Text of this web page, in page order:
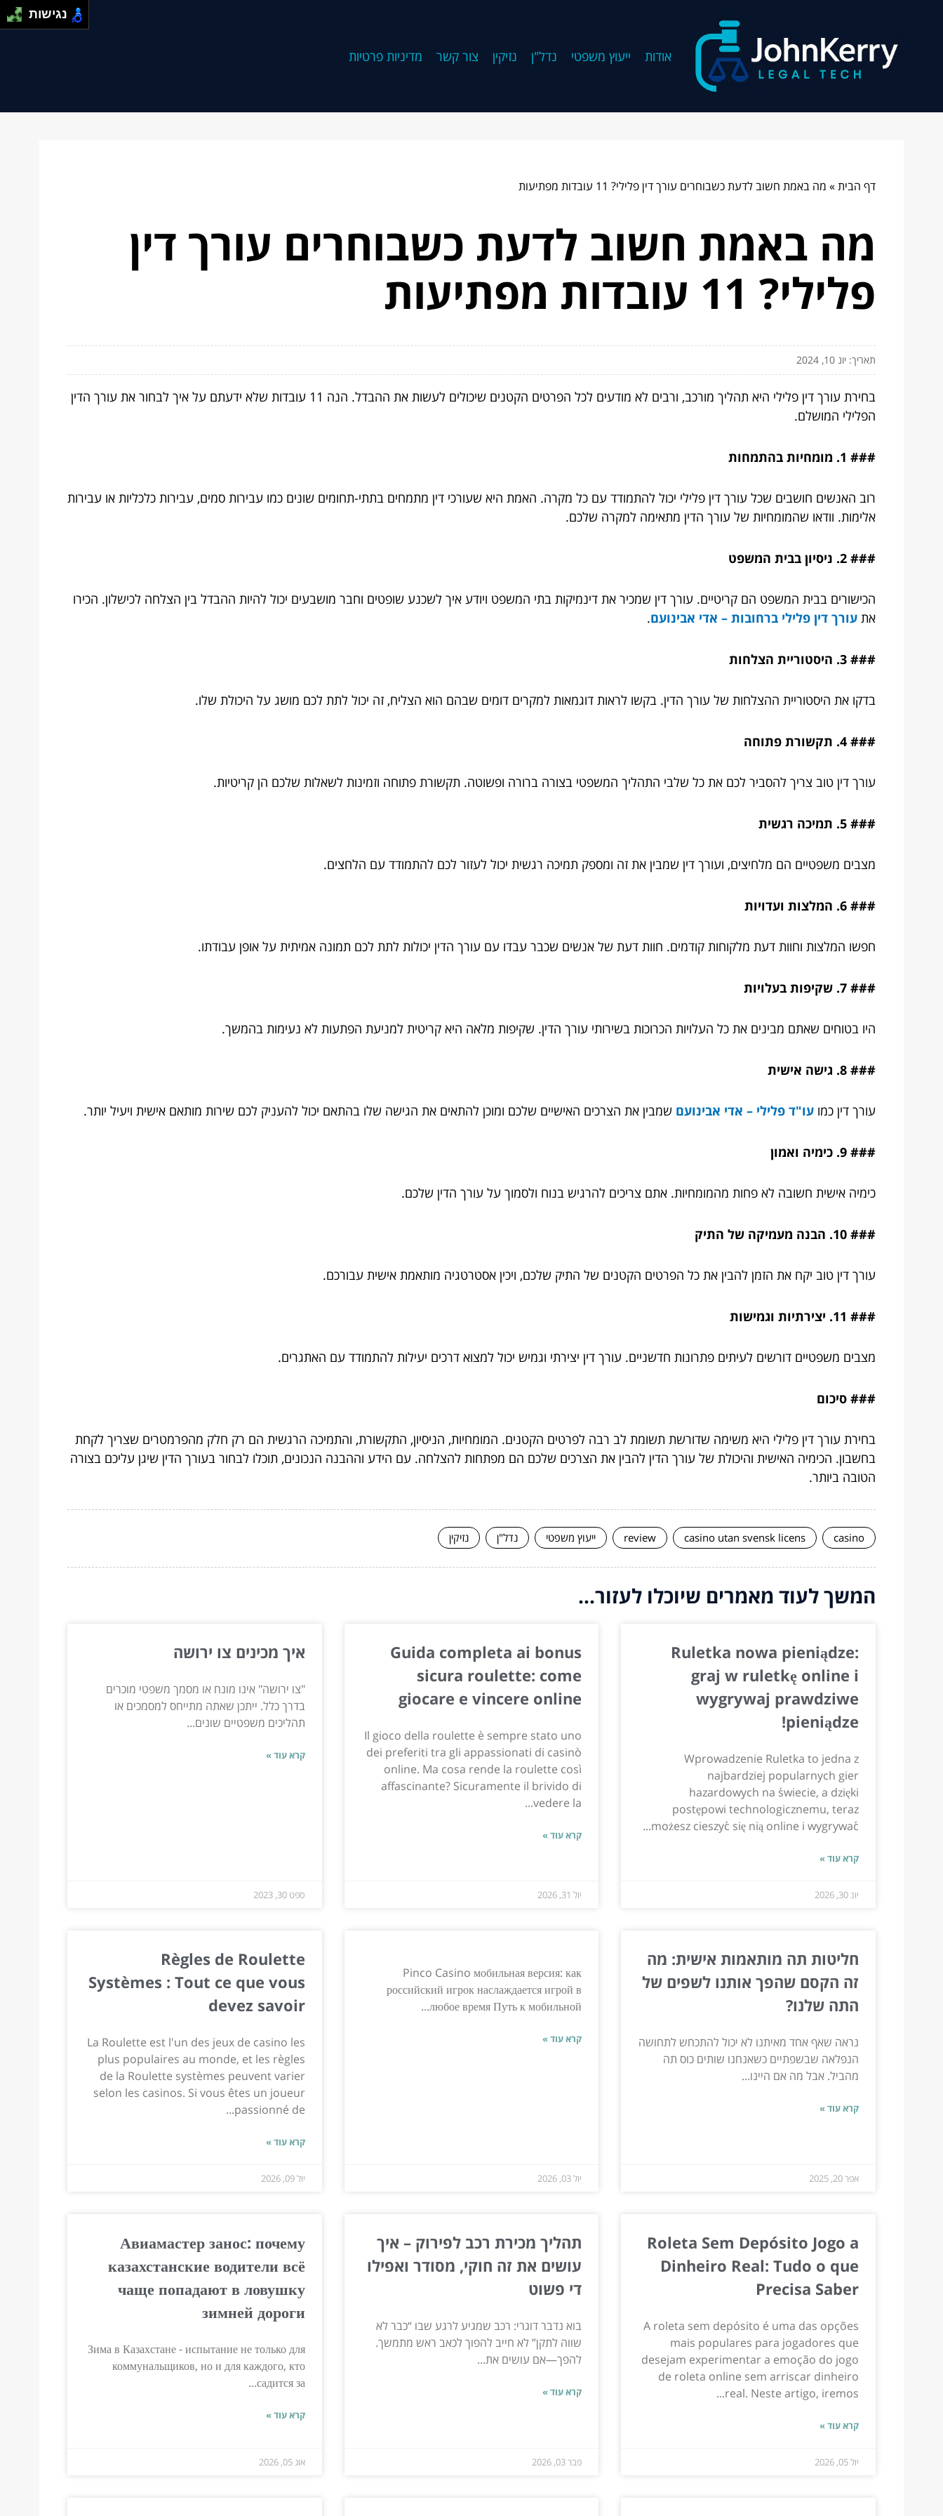
אודות ייעוץ משפטי נדל"ן נזיקין צור קשר מדיניות פרטיות
דף הבית» מה באמת חשוב לדעת כשבוחרים עורך דין פלילי? 11 עובדות מפתיעות
מה באמת חשוב לדעת כשבוחרים עורך דין
פלילי? 11 עובדות מפתיעות
תאריך: יונ 10, 2024
בחירת עורך דין פלילי היא תהליך מורכב, ורבים לא מודעים לכל הפרטים הקטנים שיכולים לעשות את ההבדל. הנה 11 עובדות שלא ידעתם על איך לבחור את עורך הדין
הפלילי המושלם.
### 1. מומחיות בהתמחות
רוב האנשים חושבים שכל עורך דין פלילי יכול להתמודד עם כל מקרה. האמת היא שעורכי דין מתמחים בתתי-תחומים שונים כמו עבירות סמים, עבירות כלכליות או עבירות
אלימות. וודאו שהמומחיות של עורך הדין מתאימה למקרה שלכם.
### 2. ניסיון בבית המשפט
הכישורים בבית המשפט הם קריטיים. עורך דין שמכיר את דינמיקות בתי המשפט ויודע איך לשכנע שופטים וחבר מושבעים יכול להיות ההבדל בין הצלחה לכישלון. הכירו
את עורך דין פלילי ברחובות – אדי אבינועם.
### 3. היסטוריית הצלחות
בדקו את היסטוריית ההצלחות של עורך הדין. בקשו לראות דוגמאות למקרים דומים שבהם הוא הצליח, זה יכול לתת לכם מושג על היכולת שלו.
### 4. תקשורת פתוחה
עורך דין טוב צריך להסביר לכם את כל שלבי התהליך המשפטי בצורה ברורה ופשוטה. תקשורת פתוחה וזמינות לשאלות שלכם הן קריטיות.
### 5. תמיכה רגשית
מצבים משפטיים הם מלחיצים, ועורך דין שמבין את זה ומספק תמיכה רגשית יכול לעזור לכם להתמודד עם הלחצים.
### 6. המלצות ועדויות
חפשו המלצות וחוות דעת מלקוחות קודמים. חוות דעת של אנשים שכבר עבדו עם עורך הדין יכולות לתת לכם תמונה אמיתית על אופן עבודתו.
### 7. שקיפות בעלויות
היו בטוחים שאתם מבינים את כל העלויות הכרוכות בשירותי עורך הדין. שקיפות מלאה היא קריטית למניעת הפתעות לא נעימות בהמשך.
### 8. גישה אישית
עורך דין כמו עו"ד פלילי – אדי אבינועם שמבין את הצרכים האישיים שלכם ומוכן להתאים את הגישה שלו בהתאם יכול להעניק לכם שירות מותאם אישית ויעיל יותר.
### 9. כימיה ואמון
כימיה אישית חשובה לא פחות מהמומחיות. אתם צריכים להרגיש בנוח ולסמוך על עורך הדין שלכם.
### 10. הבנה מעמיקה של התיק
עורך דין טוב יקח את הזמן להבין את כל הפרטים הקטנים של התיק שלכם, ויכין אסטרטגיה מותאמת אישית עבורכם.
### 11. יצירתיות וגמישות
מצבים משפטיים דורשים לעיתים פתרונות חדשניים. עורך דין יצירתי וגמיש יכול למצוא דרכים יעילות להתמודד עם האתגרים.
### סיכום
בחירת עורך דין פלילי היא משימה שדורשת תשומת לב רבה לפרטים הקטנים. המומחיות, הניסיון, התקשורת, והתמיכה הרגשית הם רק חלק מהפרמטרים שצריך לקחת
בחשבון. הכימיה האישית והיכולת של עורך הדין להבין את הצרכים שלכם הם מפתחות להצלחה. עם הידע וההבנה הנכונים, תוכלו לבחור בעורך הדין שיגן עליכם בצורה
הטובה ביותר.
casino
casino utan svensk licens
review ייעוץ משפטי נדל"ן נזיקין
המשך לעוד מאמרים שיוכלו לעזור...
Ruletka nowa pieniądze:
graj w ruletkę online i
wygrywaj prawdziwe
pieniądze!
Wprowadzenie Ruletka to jedna z
najbardziej popularnych gier
hazardowych na świecie, a dzięki
postępowi technologicznemu, teraz
możesz cieszyć się nią online i wygrywać...
קרא עוד »
יונ 30, 2026
Guida completa ai bonus
sicura roulette: come
giocare e vincere online
Il gioco della roulette è sempre stato uno
dei preferiti tra gli appassionati di casinò
online. Ma cosa rende la roulette così
affascinante? Sicuramente il brivido di
vedere la...
קרא עוד »
יול 31, 2026
איך מכינים צו ירושה
"צו ירושה" אינו מונח או מסמך משפטי מוכרים
בדרך כלל. ייתכן שאתה מתייחס למסמכים או
תהליכים משפטיים שונים...
קרא עוד »
ספט 30, 2023
חליטות תה מותאמות אישית: מה
זה הקסם שהפך אותנו לשפים של
התה שלנו?
נראה שאף אחד מאיתנו לא יכול להתכחש לתחושה
הנפלאה שבשפתיים כשאנחנו שותים כוס תה
מהביל. אבל מה אם היינו...
קרא עוד »
אפר 20, 2025
Pinco Casino мобильная версия: как
российский игрок наслаждается игрой в
любое время Путь к мобильной...
קרא עוד »
יול 03, 2026
Règles de Roulette
Systèmes : Tout ce que vous
devez savoir
La Roulette est l'un des jeux de casino les
plus populaires au monde, et les règles
de la Roulette systèmes peuvent varier
selon les casinos. Si vous êtes un joueur
passionné de...
קרא עוד »
יול 09, 2026
Roleta Sem Depósito Jogo a
Dinheiro Real: Tudo o que
Precisa Saber
A roleta sem depósito é uma das opções
mais populares para jogadores que
desejam experimentar a emoção do jogo
de roleta online sem arriscar dinheiro
real. Neste artigo, iremos...
קרא עוד »
יול 05, 2026
תהליך מכירת רכב לפירוק – איך
עושים את זה חוקי, מסודר ואפילו
די פשוט
בוא נדבר דוגרי: רכב שמגיע לרגע שבו “כבר לא
שווה לתקן” לא חייב להפוך לכאב ראש מתמשך.
להפך—אם עושים את...
קרא עוד »
פבר 03, 2026
Авиамастер занос: почему
казахстанские водители всё
чаще попадают в ловушку
зимней дороги
Зима в Казахстане - испытание не только для
коммунальщиков, но и для каждого, кто
садится за...
קרא עוד »
אוג 05, 2026
נגישות